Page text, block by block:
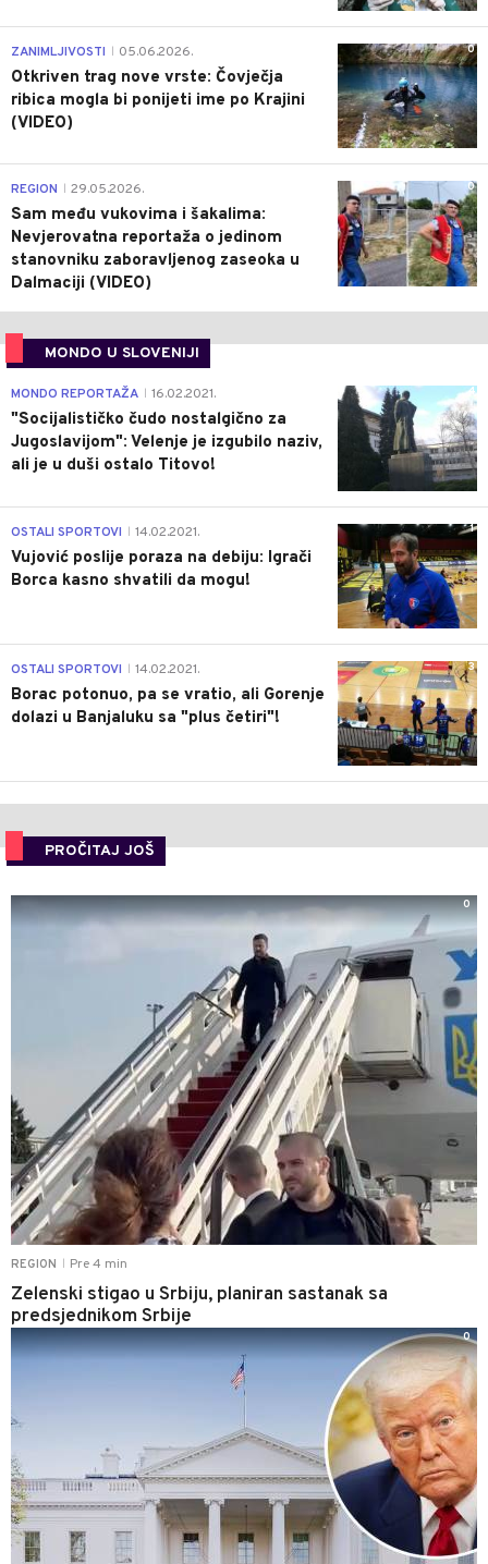
0
ZANIMLJIVOSTI 05.06.2026.
Otkriven trag nove vrste: Čovječja
ribica mogla bi ponijeti ime po Krajini
(VIDEO)
0
REGION 29.05.2026.
Sam među vukovima i šakalima:
Nevjerovatna reportaža o jedinom
stanovniku zaboravljenog zaseoka u
Dalmaciji (VIDEO)
MONDO U SLOVENIJI
4
MONDO REPORTAŽA 16.02.2021.
"Socijalističko čudo nostalgično za
Jugoslavijom": Velenje je izgubilo naziv,
ali je u duši ostalo Titovo!
1
OSTALI SPORTOVI 14.02.2021.
Vujović poslije poraza na debiju: Igrači
Borca kasno shvatili da mogu!
3
OSTALI SPORTOVI 14.02.2021.
Borac potonuo, pa se vratio, ali Gorenje
dolazi u Banjaluku sa "plus četiri"!
PROČITAJ JOŠ
REGION Pre 4 min
Zelenski stigao u Srbiju, planiran sastanak sa
predsjednikom Srbije
0
0